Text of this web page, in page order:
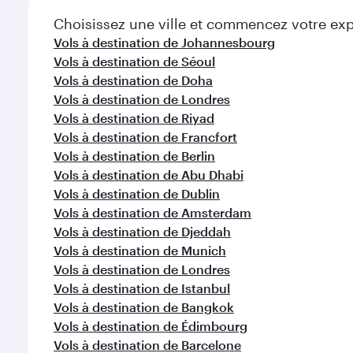
Choisissez une ville et commencez votre
Vols à destination de Johannesbourg
Vols à destination de Séoul
Vols à destination de Doha
Vols à destination de Londres
Vols à destination de Riyad
Vols à destination de Francfort
Vols à destination de Berlin
Vols à destination de Abu Dhabi
Vols à destination de Dublin
Vols à destination de Amsterdam
Vols à destination de Djeddah
Vols à destination de Munich
Vols à destination de Londres
Vols à destination de Istanbul
Vols à destination de Bangkok
Vols à destination de Édimbourg
Vols à destination de Barcelone